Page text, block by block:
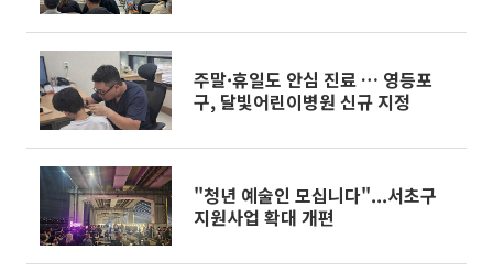
주말·휴일도 안심 진료 … 영등포
구, 달빛어린이병원 신규 지정
"청년 예술인 모십니다"...서초구
지원사업 확대 개편